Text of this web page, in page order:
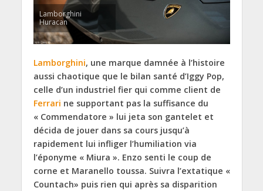
Lamborghini
Huracan
Lamborghini, une marque damnée à l’histoire
aussi chaotique que le bilan santé d’Iggy Pop,
celle d’un industriel fier qui comme client de
Ferrari ne supportant pas la suffisance du
« Commendatore » lui jeta son gantelet et
décida de jouer dans sa cours jusqu’à
rapidement lui infliger l’humiliation via
l’éponyme « Miura ». Enzo senti le coup de
corne et Maranello toussa. Suivra l’extatique «
Countach» puis rien qui après sa disparition